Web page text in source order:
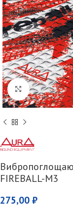
Увеличить
FIREBALL-M3
275,00 ₽